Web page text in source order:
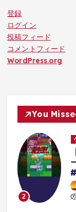
登録
ログイン
投稿フィード
コメントフィード
WordPress.org
You